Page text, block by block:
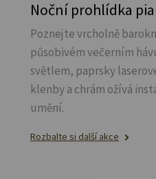
Noční prohlídka
Poznejte vrcholně
působivém večerním
světlem, paprsky
klenby a chrám ožívá
umění.
Rozbalte si další akce